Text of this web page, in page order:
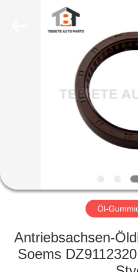
PRODUKTE
FABRIK-
Öl-
Antriebsachsen-
Soems